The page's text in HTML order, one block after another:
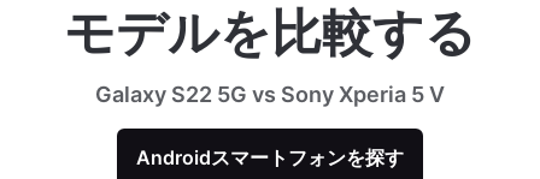
モデルを比較する
Galaxy S22 5G vs Sony Xperia 5 V
Androidスマートフォンを探す